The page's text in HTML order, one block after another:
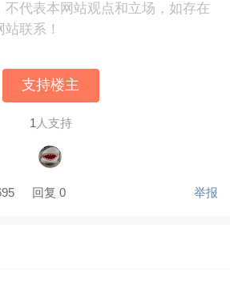
不代表本网站观点和立场，如存在
联系！
支持楼主
1 人支持
回复 0 举报